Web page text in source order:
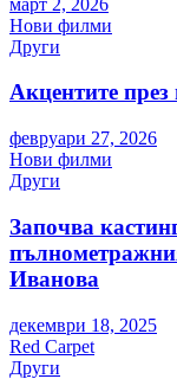
Нови филми
Други
Акцентите
февруари 27, 2026
Нови филми
Други
Започва
Иванова
декември 18, 2025
Red Carpet
Други